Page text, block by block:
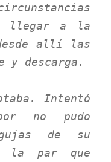
llegar a la
allí las
y descarga.
Intentó
no pudo
de su
la par que